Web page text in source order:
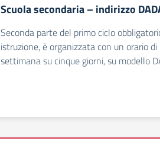
Scuola secondaria – indirizzo
Seconda parte del primo ciclo
istruzione, è organizzata con un orario
settimana su cinque giorni, su modello